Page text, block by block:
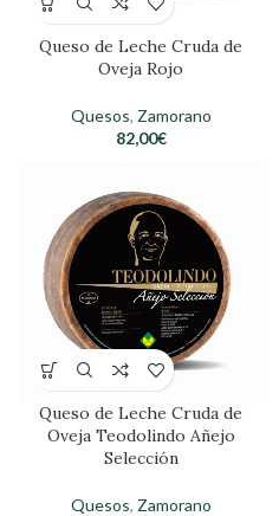
Queso de Leche Cruda de
Oveja Rojo
Quesos, Zamorano
82,00€
Queso de Leche Cruda de
Oveja Teodolindo Añejo
Selección
Quesos, Zamorano